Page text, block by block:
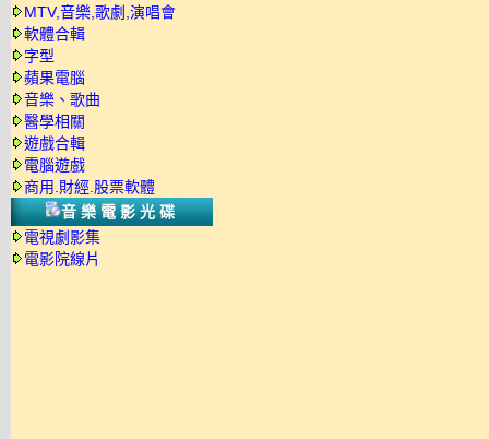
MTV,音樂,歌劇,演唱會
軟體合輯
字型
蘋果電腦
音樂、歌曲
醫學相關
遊戲合輯
電腦遊戲
商用.財經.股票軟體
音樂電影光碟
電視劇影集
電影院線片